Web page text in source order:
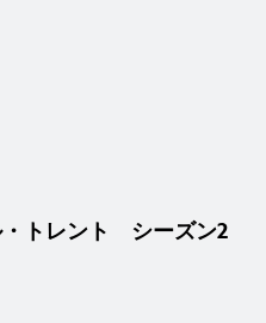
トレント シーズン2